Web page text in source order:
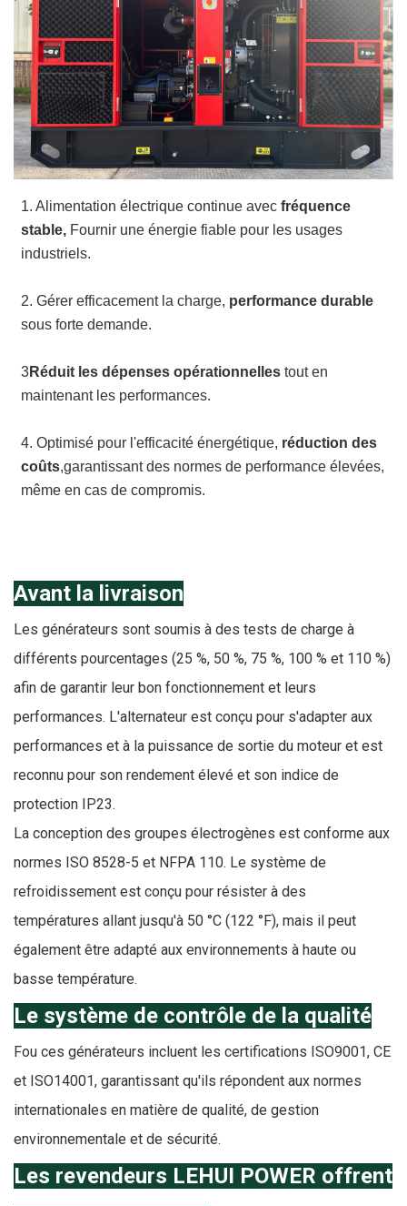
1. Alimentation électrique continue avecfréquence
stable, Fournir une énergie fiable pour les usages
industriels.
2. Gérer efficacement la charge, performance durable
sous forte demande.
3Réduit les dépenses opérationnelles tout en
maintenant les performances.
4. Optimisé pour l'efficacité énergétique, réduction des
coûts,garantissant des normes de performance élevées,
même en cas de compromis.
Avant la livraison
Les générateurs sont soumis à des tests de charge à
différents pourcentages (25 %, 50 %, 75 %, 100 % et 110 %)
afin de garantir leur bon fonctionnement et leurs
performances. L'alternateur est conçu pour s'adapter aux
performances et à la puissance de sortie du moteur et est
reconnu pour son rendement élevé et son indice de
protection IP23.
La conception des groupes électrogènes est conforme aux
normes ISO 8528-5 et NFPA 110. Le système de
refroidissement est conçu pour résister à des
températures allant jusqu'à 50 °C (122 °F), mais il peut
également être adapté aux environnements à haute ou
basse température.
Le système de contrôle de la qualité
Fou ces générateurs incluent les certifications ISO9001, CE
et ISO14001, garantissant qu'ils répondent aux normes
internationales en matière de qualité, de gestion
environnementale et de sécurité.
Les revendeurs LEHUI POWER offrent